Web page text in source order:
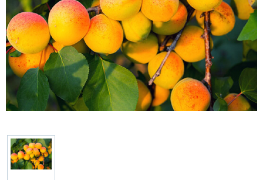
Товары для отдыха
Водоснабжение и полив
Пруды и бассейны
Спецодежда
Все для автолюбителей
Снегоуборочный инвентарь и реагенты
Подарочные сертификаты